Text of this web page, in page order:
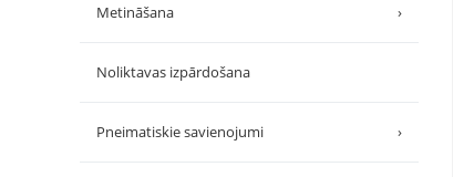
Metināšana ›
Noliktavas izpārdošana
Pneimatiskie savienojumi ›